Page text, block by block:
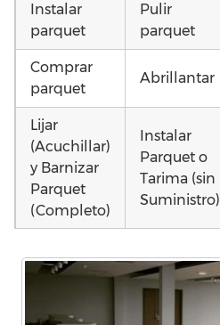
Instalar
parquet
Pulir
parquet
Comprar
parquet
Abrillantar
Lijar
(Acuchillar)
y Barnizar
Parquet
(Completo)
Instalar
Parquet o
Tarima (sin
Suministro)
Poner
Tarima
Colocar
parquet o
Tarima